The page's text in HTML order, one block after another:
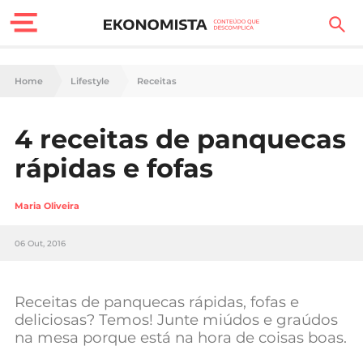
Finanças Pessoais
Carreira
Casa
Tecnologia
Negócios
Home Lifestyle Receitas
4 receitas de panquecas
rápidas e fofas
Maria Oliveira
06 Out, 2016
Receitas de panquecas rápidas, fofas e
deliciosas? Temos! Junte miúdos e graúdos
na mesa porque está na hora de coisas boas.